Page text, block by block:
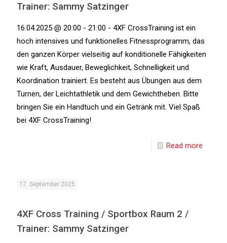
Trainer: Sammy Satzinger
16.04.2025 @ 20:00 - 21:00 - 4XF CrossTraining ist ein
hoch intensives und funktionelles Fitnessprogramm, das
den ganzen Körper vielseitig auf konditionelle Fähigkeiten
wie Kraft, Ausdauer, Beweglichkeit, Schnelligkeit und
Koordination trainiert. Es besteht aus Übungen aus dem
Turnen, der Leichtathletik und dem Gewichtheben. Bitte
bringen Sie ein Handtuch und ein Getränk mit. Viel Spaß
bei 4XF CrossTraining!
Read more
17. September 2025
4XF Cross Training / Sportbox Raum 2 /
Trainer: Sammy Satzinger